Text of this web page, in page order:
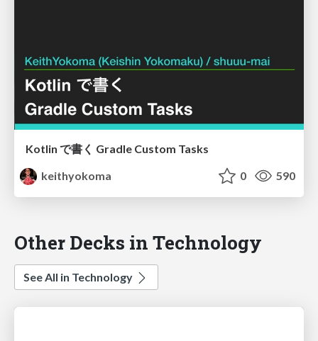
Kotlin で書く Gradle Custom Tasks
keithyokoma
0 590
Other Decks in Technology
See All in Technology